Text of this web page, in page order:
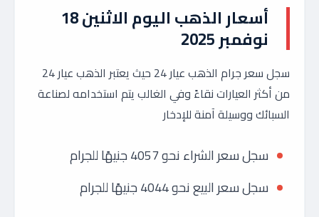
أسعار الذهب اليوم الاثنين 18
نوفمبر 2025
سجل سعر جرام الذهب عيار 24 حيث يعتبر الذهب عيار 24
من أكثر العيارات نقاءً وفي الغالب يتم استخدامه لصناعة
السبائك ووسيلة آمنة للإدخار
سجل سعر الشراء نحو 4057 جنيهًا للجرام
سجل سعر البيع نحو 4044 جنيهًا للجرام